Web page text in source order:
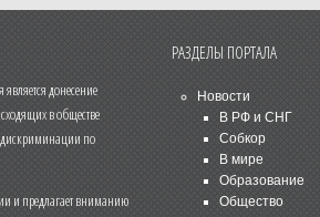
донесение
в обществе
дискриминации по
и предлагает вниманию
РАЗДЕЛЫ ПОРТАЛА
Новости
В РФ и СНГ
Собкор
В мире
Образование
Общество